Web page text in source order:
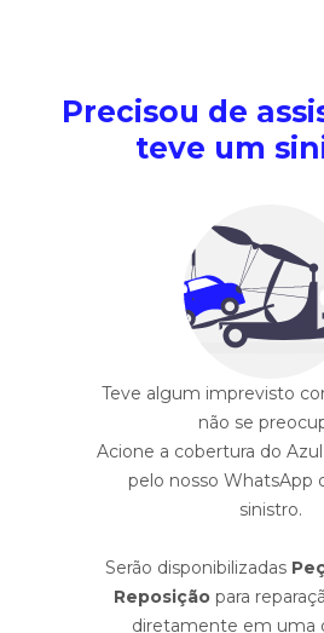
Precisou de
teve um
Teve algum imprevisto
não se
Acione a cobertura do
pelo nosso WhatsApp
sinistro.
Serão disponibilizadas
Reposição para
diretamente em uma